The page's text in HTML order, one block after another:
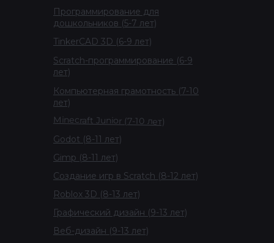
Программирование для
дошкольников (5-7 лет)
TinkerCAD 3D (6-9 лет)
Scratch-программирование (6-9
лет)
Компьютерная грамотность (7-10
лет)
Minecraft Junior (7-10 лет)
Gimp (8-11 лет)
Godot (8-11 лет)
Создание игр в Scratch (8-12 лет)
Roblox 3D (8-13 лет)
Графический дизайн (9-13 лет)
Веб-дизайн (9-13 лет)